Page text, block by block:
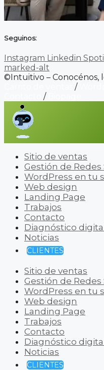
Seguinos:
Instagram Linkedin
marked-alt
©Intuitivo – Conocénos,
/
/
Sitio de ventas
Gestión de Redes
WordPress en tu
Web design
Landing Page
Trabajos
Contacto
Diagnóstico
Noticias
CLIENTES
Sitio de ventas
Gestión de Redes
WordPress en tu
Web design
Landing Page
Trabajos
Contacto
Diagnóstico
Noticias
CLIENTES